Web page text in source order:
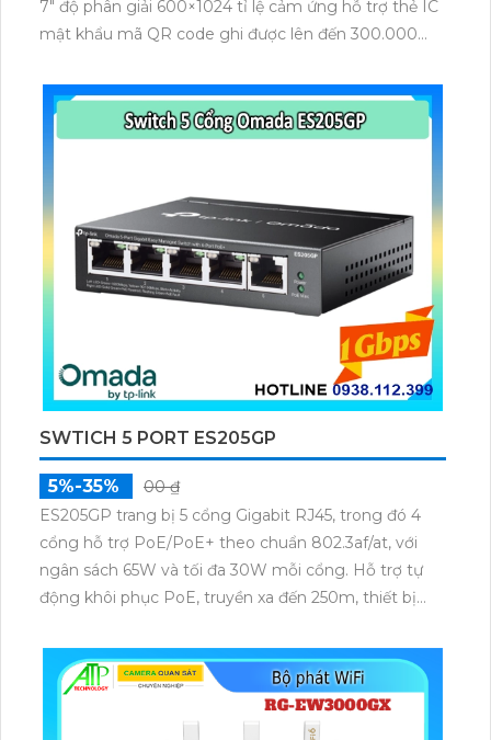
7″ độ phân giải 600×1024 tỉ lệ cảm ứng hỗ trợ thẻ IC
mật khẩu mã QR code ghi được lên đến 300.000
100.000 thẻ người dùng đáp ứng môi trường ngoài
trời từ -30 °C đến +60 °C chuẩn IP65.
SWTICH 5 PORT ES205GP
5%-35%
00 ₫
ES205GP trang bị 5 cổng Gigabit RJ45, trong đó 4
cổng hỗ trợ PoE/PoE+ theo chuẩn 802.3af/at, với
ngân sách 65W và tối đa 30W mỗi cổng. Hỗ trợ tự
động khôi phục PoE, truyền xa đến 250m, thiết bị
bị mạng.